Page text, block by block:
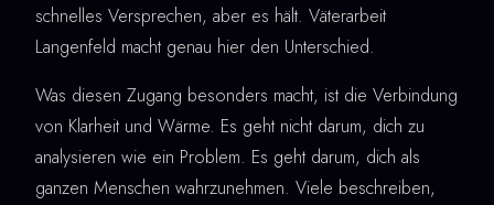
schnelles Versprechen, aber es hält. Väterarbeit
Langenfeld macht genau hier den Unterschied.
Was diesen Zugang besonders macht, ist die Verbindung
von Klarheit und Wärme. Es geht nicht darum, dich zu
analysieren wie ein Problem. Es geht darum, dich als
ganzen Menschen wahrzunehmen. Viele beschreiben,